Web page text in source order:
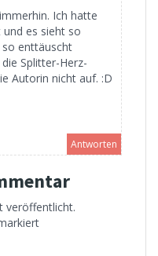
Ich hatte
es sieht so
so enttäuscht
Splitter-Herz-
Autorin nicht auf. :D
Antworten
veröffentlicht.